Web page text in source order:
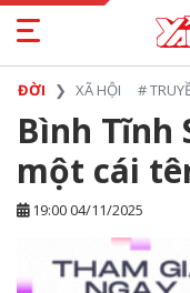
ĐỜI XÃ HỘI #
Bình Tĩnh
một cái
19:00 04/11/2025